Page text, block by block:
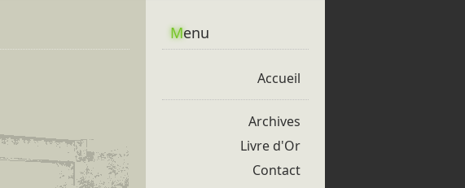
Menu
Accueil
Archives
Livre d'Or
Contact